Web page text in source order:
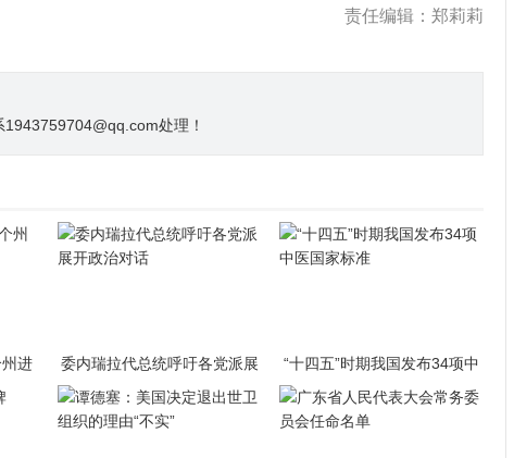
责任编辑：郑莉莉
处理！
进
委内瑞拉代总统呼吁各党派展
“十四五”时期我国发布34项中